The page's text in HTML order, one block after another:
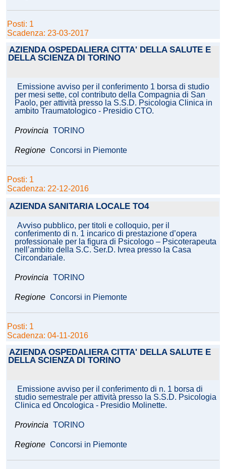
Posti: 1
Scadenza: 23-03-2017
AZIENDA OSPEDALIERA CITTA' DELLA SALUTE E
DELLA SCIENZA DI TORINO
Emissione avviso per il conferimento 1 borsa di studio
per mesi sette, col contributo della Compagnia di San
Paolo, per attività presso la S.S.D. Psicologia Clinica in
ambito Traumatologico - Presidio CTO.
Provincia TORINO
Regione Concorsi in Piemonte
Posti: 1
Scadenza: 22-12-2016
AZIENDA SANITARIA LOCALE TO4
Avviso pubblico, per titoli e colloquio, per il
conferimento di n. 1 incarico di prestazione d’opera
professionale per la figura di Psicologo – Psicoterapeuta
nell’ambito della S.C. Ser.D. Ivrea presso la Casa
Circondariale.
Provincia TORINO
Regione Concorsi in Piemonte
Posti: 1
Scadenza: 04-11-2016
AZIENDA OSPEDALIERA CITTA' DELLA SALUTE E
DELLA SCIENZA DI TORINO
Emissione avviso per il conferimento di n. 1 borsa di
studio semestrale per attività presso la S.S.D. Psicologia
Clinica ed Oncologica - Presidio Molinette.
Provincia TORINO
Regione Concorsi in Piemonte